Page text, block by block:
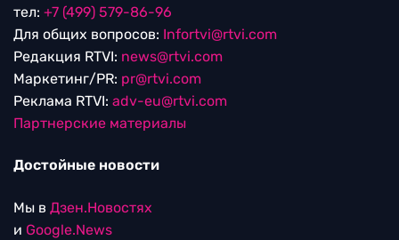
тел: +7 (499) 579-86-96
Для общих вопросов: Infortvi@rtvi.com
Редакция RTVI: news@rtvi.com
Маркетинг/PR: pr@rtvi.com
Реклама RTVI: adv-eu@rtvi.com
Партнерские материалы
Достойные новости
Мы в Дзен.Новостях
и Google.News